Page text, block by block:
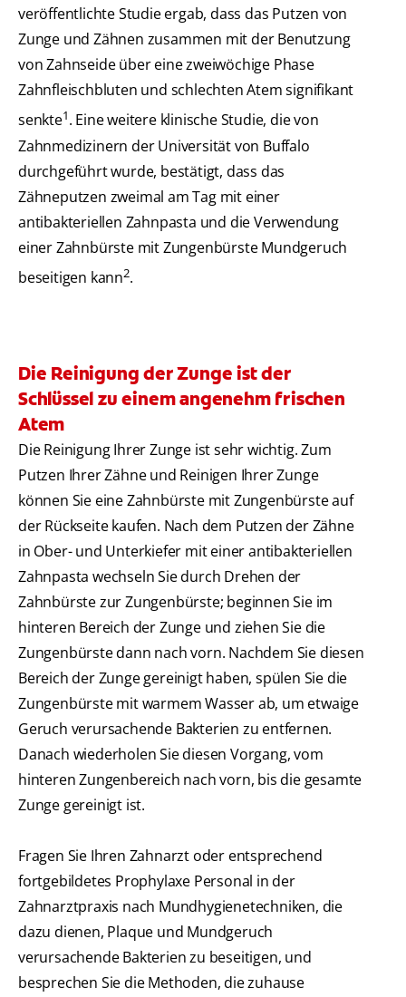
veröffentlichte Studie ergab, dass das Putzen von
Zunge und Zähnen zusammen mit der Benutzung
von Zahnseide über eine zweiwöchige Phase
Zahnfleischbluten und schlechten Atem signifikant
senkte1. Eine weitere klinische Studie, die von
Zahnmedizinern der Universität von Buffalo
durchgeführt wurde, bestätigt, dass das
Zähneputzen zweimal am Tag mit einer
antibakteriellen Zahnpasta und die Verwendung
einer Zahnbürste mit Zungenbürste Mundgeruch
beseitigen kann2.
Die Reinigung der Zunge ist der
Schlüssel zu einem angenehm frischen
Atem
Die Reinigung Ihrer Zunge ist sehr wichtig. Zum
Putzen Ihrer Zähne und Reinigen Ihrer Zunge
können Sie eine Zahnbürste mit Zungenbürste auf
der Rückseite kaufen. Nach dem Putzen der Zähne
in Ober- und Unterkiefer mit einer antibakteriellen
Zahnpasta wechseln Sie durch Drehen der
Zahnbürste zur Zungenbürste; beginnen Sie im
hinteren Bereich der Zunge und ziehen Sie die
Zungenbürste dann nach vorn. Nachdem Sie diesen
Bereich der Zunge gereinigt haben, spülen Sie die
Zungenbürste mit warmem Wasser ab, um etwaige
Geruch verursachende Bakterien zu entfernen.
Danach wiederholen Sie diesen Vorgang, vom
hinteren Zungenbereich nach vorn, bis die gesamte
Zunge gereinigt ist.
Fragen Sie Ihren Zahnarzt oder entsprechend
fortgebildetes Prophylaxe Personal in der
Zahnarztpraxis nach Mundhygienetechniken, die
dazu dienen, Plaque und Mundgeruch
verursachende Bakterien zu beseitigen, und
besprechen Sie die Methoden, die zuhause